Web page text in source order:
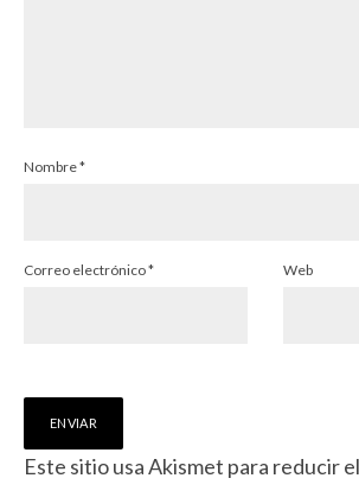
Nombre*
Correo electrónico* Web
Este sitio usa Akismet para reducir